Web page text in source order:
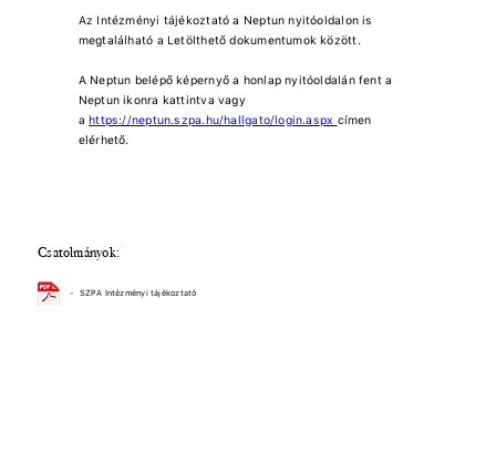
Az Intézményi tájékoztató a Neptun nyitóoldalon is
megtalálható a Letölthető dokumentumok között.
A Neptun belépő képernyő a honlap nyitóoldalán fent a
Neptun ikonra kattintva vagy
ahttps://neptun.szpa.hu/hallgato/login.aspx címen
elérhető.
Csatolmányok:
- SZPA Intézményi tájékoztató